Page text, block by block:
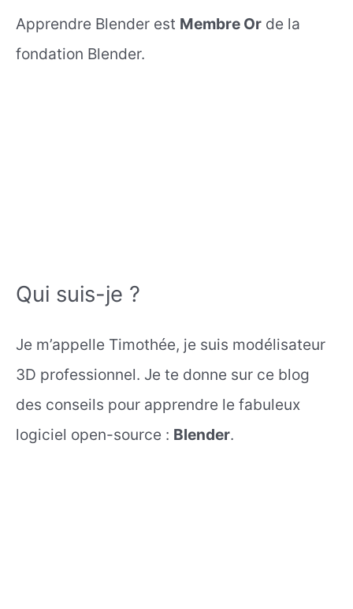
Apprendre Blender est Membre Or de la
fondation Blender.
Qui suis-je ?
Je m’appelle Timothée, je suis modélisateur
3D professionnel. Je te donne sur ce blog
des conseils pour apprendre le fabuleux
logiciel open-source : Blender.